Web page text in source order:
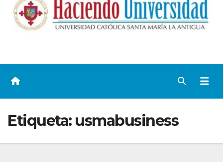
Etiqueta: usmabusiness